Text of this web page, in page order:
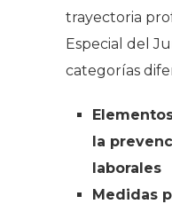
trayectoria
Especial del
categorías
la
laborales
Medidas